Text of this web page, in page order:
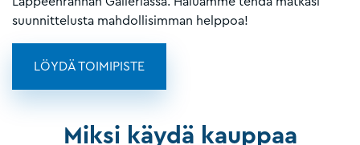
suunnittelusta mahdollisimman helppoa!
LÖYDÄ TOIMIPISTE
Miksi käydä kauppaa